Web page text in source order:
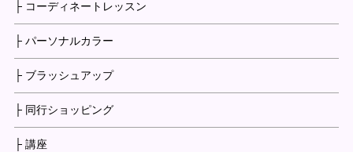
├ コーディネートレッスン
├ パーソナルカラー
├ ブラッシュアップ
├ 同行ショッピング
├ 講座